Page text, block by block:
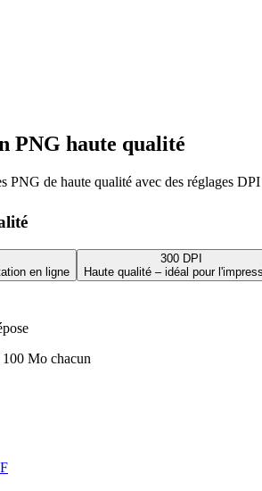
PNG haute qualité
PNG de haute qualité avec des réglages
en ligne
300 DPI
Haute qualité – idéal pour
Mo chacun